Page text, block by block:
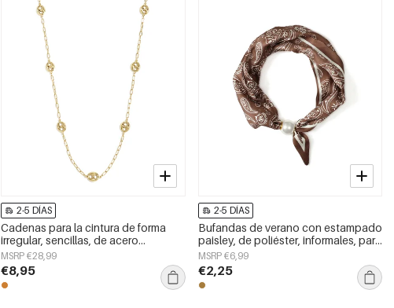
2-5 DÍAS
Cadenas para la cintura de forma
irregular, sencillas, de acero
inoxidable, accesorios de uso diario.
MSRP €28,99
€8,95
2-5 DÍAS
Bufandas de verano con estampado
paisley, de poliéster, informales, para
uso diario.
MSRP €6,99
€2,25